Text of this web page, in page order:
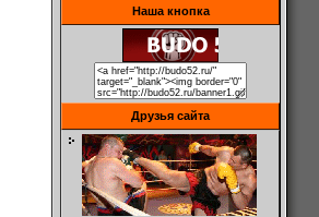
Наша кнопка
Друзья сайта